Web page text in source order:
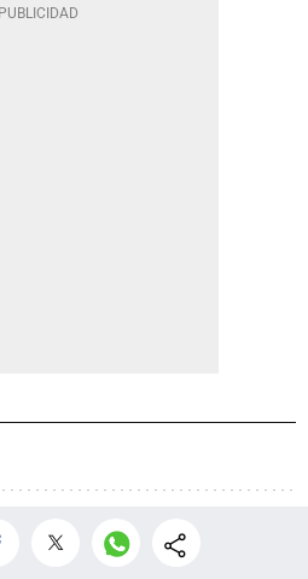
Las cifras del contrato de
LeBron James en los Sixers: el